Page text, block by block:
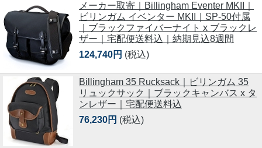
メーカー取寄｜Billingham Eventer MKII｜
ビリンガム イベンター MKII｜SP-50付属
｜ブラックファイバーナイト x ブラックレ
ザー｜宅配便送料込｜納期見込8週間
124,740円 (税込)
Billingham 35 Rucksack｜ビリンガム 35
リュックサック｜ブラックキャンバス x タ
ンレザー｜宅配便送料込
76,230円 (税込)